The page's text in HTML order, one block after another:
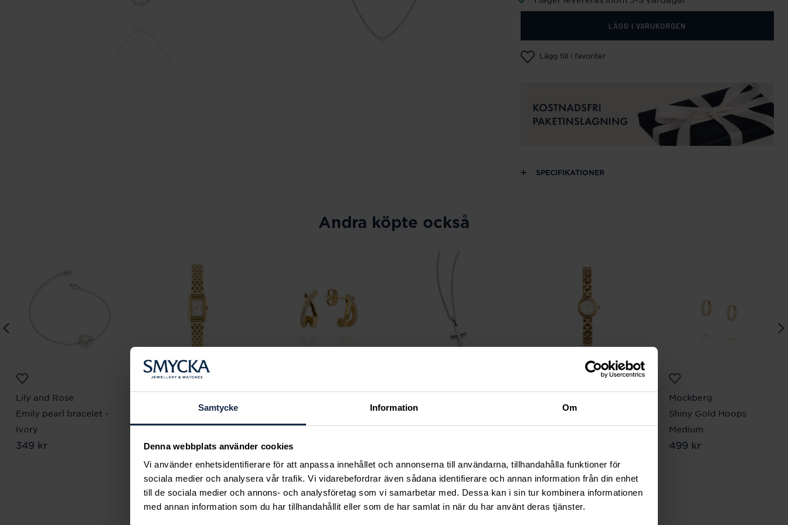
Samtycke Information Om
Denna webbplats använder cookies
Vi använder enhetsidentifierare för att anpassa innehållet och annonserna till användarna, tillhandahålla funktioner för
sociala medier och analysera vår trafik. Vi vidarebefordrar även sådana identifierare och annan information från din enhet
till de sociala medier och annons- och analysföretag som vi samarbetar med. Dessa kan i sin tur kombinera informationen
med annan information som du har tillhandahållit eller som de har samlat in när du har använt deras tjänster.
LÄGG I VARUKORGEN
Lägg till i favoriter
SPECIFIKATIONER
Andra köpte också
Lily and Rose
Emily pearl bracelet -
Ivory
Pris :349 kr
349 kr
Timeless Petite Watch
Pris:1 999 kr
1 999 kr Pris:499 kr
499 kr
Faith Mini halsband
Pris:560 kr
560 kr
Antique Watch
Pris:1 799 kr
1 799 kr
Mockberg
Shiny Gold Hoops
Medium
Pris:499 kr
499 kr